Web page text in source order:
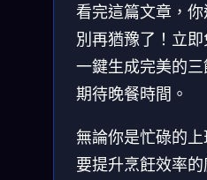
看完這篇文章，
別再猶豫了！立
一鍵生成完美的
期待晚餐時間。
無論你是忙碌的
要提升烹飪效率